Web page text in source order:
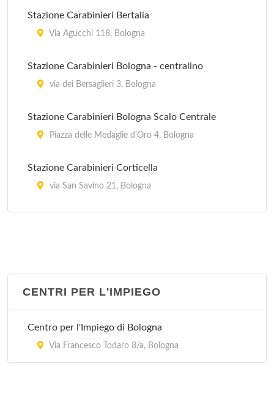
Stazione Carabinieri Bertalia
Via Agucchi 118, Bologna
Stazione Carabinieri Bologna - centralino
via dei Bersaglieri 3, Bologna
Stazione Carabinieri Bologna Scalo Centrale
Piazza delle Medaglie d'Oro 4, Bologna
Stazione Carabinieri Corticella
via San Savino 21, Bologna
via Cipriani 25, Bologna
CENTRI PER L'IMPIEGO
Centro per l'Impiego di Bologna
Via Francesco Todaro 8/a, Bologna